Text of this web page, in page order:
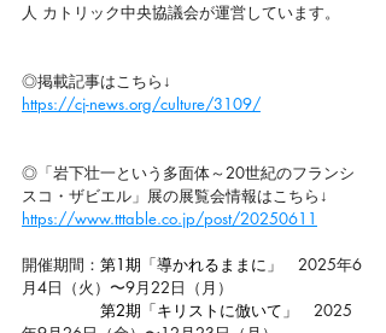
人 カトリック中央協議会が運営しています。
◎掲載記事はこちら↓
https://cj-news.org/culture/3109/
◎ 「岩下壮一という多面体～20世紀のフランシ
スコ・ザビエル」 展の展覧会情報はこちら↓
https://www.tttable.co.jp/post/20250611
開催期間： 第1期「導かれるままに」 2025年6
月4日（火）〜9月22日（月）
第2期「キリストに倣いて」 2025